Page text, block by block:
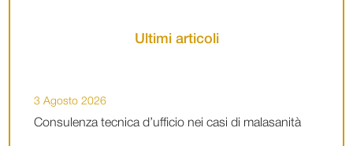
Ultimi articoli
Consulenza tecnica d’ufficio nei casi di malasanità
3 Agosto 2026